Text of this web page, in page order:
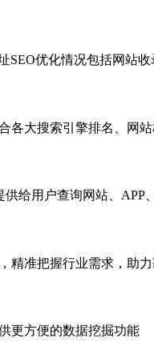
SEO优化情况包括网站
各大搜索引擎排名、网
给用户查询网站、APP
精准把握行业需求，助力
更方便的数据挖掘功能